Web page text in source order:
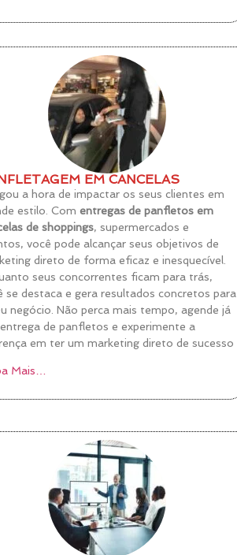
EM CANCELAS
a hora de impactar os seus clientes em
estilo. Com entregas de panfletos em
de shoppings, supermercados e
você pode alcançar seus objetivos de
direto de forma eficaz e inesquecível.
seus concorrentes ficam para trás,
se destaca e gera resultados concretos para
negócio. Não perca mais tempo, agende já
de panfletos e experimente a
em ter um marketing direto de sucesso
Mais…